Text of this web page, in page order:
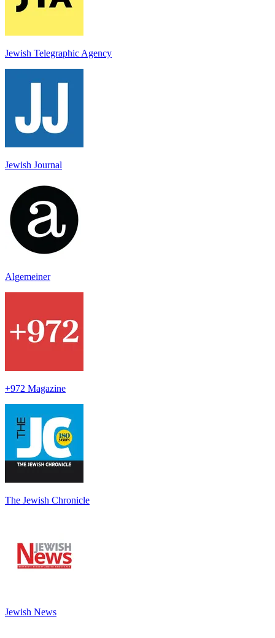
Jewish Telegraphic Agency
Jewish Journal
Algemeiner
+972 Magazine
The Jewish Chronicle
Jewish News